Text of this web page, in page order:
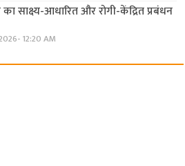
साक्ष्य-आधारित और रोगी-केंद्रित प्रबंधन
12:20 AM